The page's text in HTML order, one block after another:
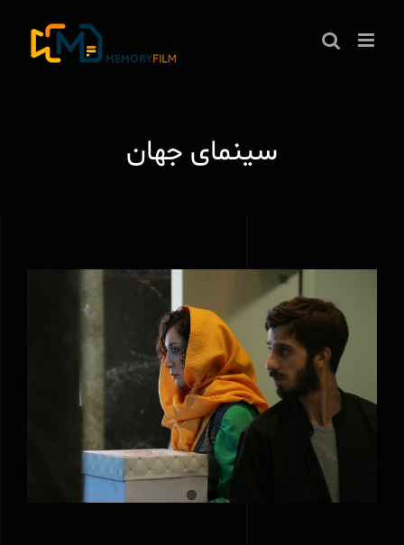
کردن
سینمای جهان
جایزه بهترین فیلم، بهترین کارگردانی، و
بهترین ایده پردازی دهمین دوره المپیاد فیلم
یونان برای فیلم کوتاه طناب